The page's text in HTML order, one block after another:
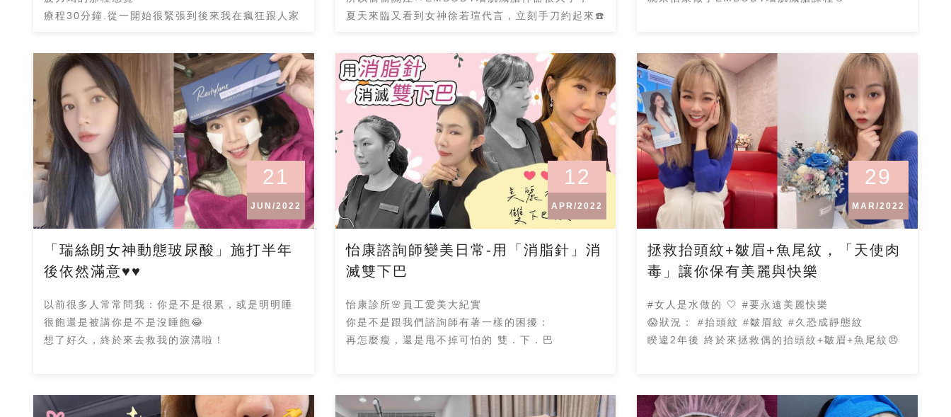
療程30分鐘.從一開始很緊張到後來我在瘋狂跟人家
夏天來臨又看到女神徐若瑄代言，立刻手刀約起來☎️
21
JUN/2022
「瑞絲朗女神動態玻尿酸」施打半年
後依然滿意♥♥
以前很多人常常問我：你是不是很累，或是明明睡
很飽還是被講你是不是沒睡飽😂
想了好久，終於來去救我的淚溝啦！
12
APR/2022
怡康諮詢師變美日常-用「消脂針」消
滅雙下巴
怡康診所🌸員工愛美大紀實
你是不是跟我們諮詢師有著一樣的困擾：
再怎麼瘦，還是甩不掉可怕的 雙．下．巴
29
MAR/2022
拯救抬頭紋+皺眉+魚尾紋，「天使肉
毒」讓你保有美麗與快樂
#女人是水做的 🤍 #要永遠美麗快樂
😱狀況： #抬頭紋 #皺眉紋 #久恐成靜態紋
睽違2年後 終於來拯救偶的抬頭紋+皺眉+魚尾紋😠